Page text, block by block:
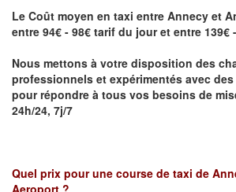
Le Coût moyen en taxi entre Annecy et
entre 94€ - 98€ tarif du jour et entre
Nous mettons à votre disposition des
professionnels et expérimentés avec
pour répondre à tous vos besoins de
24h/24, 7j/7
Quel prix pour une course de taxi de
Aeroport ?